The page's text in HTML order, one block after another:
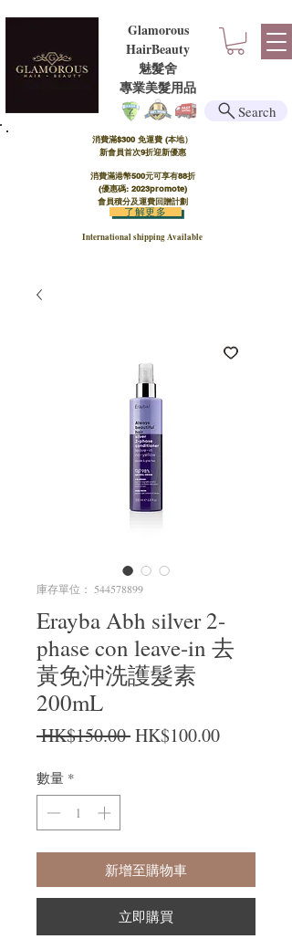
Glamorous
HairBeauty
魅髮舍
​​專業美髮用品
消費滿$300 免運費 (本地）​
新會員首次9折迎新優惠
消費滿港幣500元可享有88折
(優惠碼: 2023promote)
會員積分及運費回贈計劃
International shipping Available
了解更多
Search
庫存單位： 544578899
Erayba Abh silver 2-
phase con leave-in 去
黃免沖洗護髮素
200mL
HK$150.00 一般價格
HK$100.00促銷價格
數量 *
新增至購物車
立即購買